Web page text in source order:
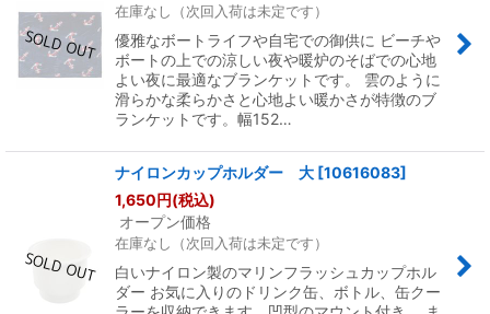
在庫なし（次回入荷は未定です）
優雅なボートライフや自宅での御供に ビーチや
ボートの上での涼しい夜や暖炉のそばでの心地
よい夜に最適なブランケットです。 雲のように
滑らかな柔らかさと心地よい暖かさが特徴のブ
ランケットです。幅152…
ナイロンカップホルダー 大 [10616083]
1,650円(税込)
オープン価格
在庫なし（次回入荷は未定です）
白いナイロン製のマリンフラッシュカップホル
ダー お気に入りのドリンク缶、ボトル、缶クー